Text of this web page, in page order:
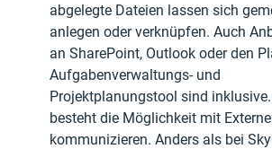
abgelegte Dateien lassen sich
anlegen oder verknüpfen. Auch
an SharePoint, Outlook oder den
Aufgabenverwaltungs- und
Projektplanungstool sind
besteht die Möglichkeit mit
kommunizieren. Anders als bei